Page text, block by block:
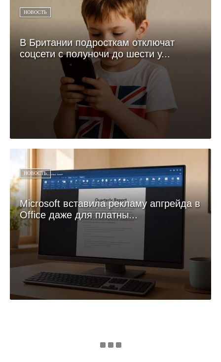
НОВОСТЬ
В Британии подросткам отключат
соцсети с полуночи до шести у...
НОВОСТЬ
Microsoft вставила рекламу апгрейда в
Office даже для платны...